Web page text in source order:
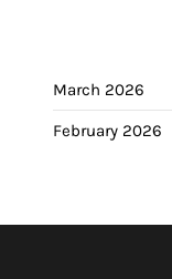
March 2026
February 2026